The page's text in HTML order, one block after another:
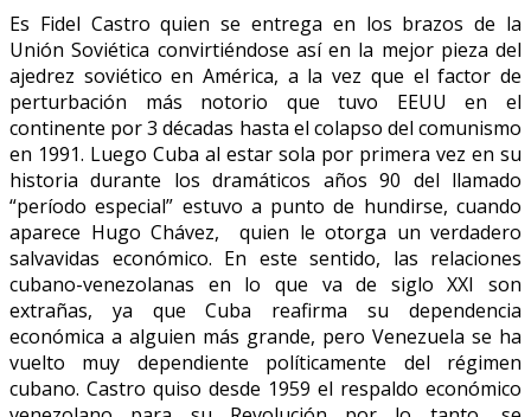
Es Fidel Castro quien se entrega en los brazos de la
Unión Soviética convirtiéndose así en la mejor pieza del
ajedrez soviético en América, a la vez que el factor de
perturbación más notorio que tuvo EEUU en el
continente por 3 décadas hasta el colapso del comunismo
en 1991. Luego Cuba al estar sola por primera vez en su
historia durante los dramáticos años 90 del llamado
“período especial” estuvo a punto de hundirse, cuando
aparece Hugo Chávez, quien le otorga un verdadero
salvavidas económico. En este sentido, las relaciones
cubano-venezolanas en lo que va de siglo XXI son
extrañas, ya que Cuba reafirma su dependencia
económica a alguien más grande, pero Venezuela se ha
vuelto muy dependiente políticamente del régimen
cubano. Castro quiso desde 1959 el respaldo económico